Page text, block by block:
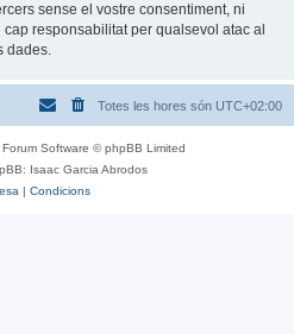
sense el vostre consentiment, ni
cap responsabilitat per qualsevol atac al
dades.
Totes les hores són UTC+02:00
Software © phpBB Limited
Isaac Garcia Abrodos
| Condicions